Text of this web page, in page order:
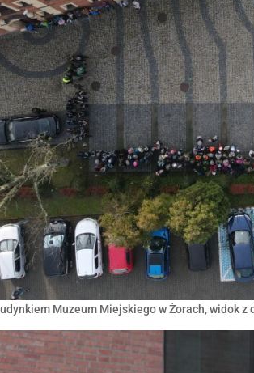
Muzeum Miejskiego w Żorach, widok z